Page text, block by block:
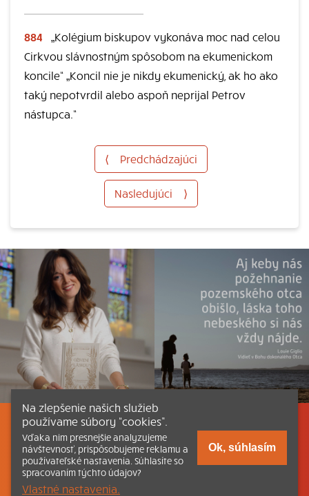
884
„Kolégium biskupov vykonáva moc nad celou
Cirkvou slávnostným spôsobom na ekumenickom
koncile“ „Koncil nie je nikdy ekumenický, ak ho ako
taký nepotvrdil alebo aspoň neprijal Petrov
nástupca.“
⟨ Predchádzajúci
Nasledujúci ⟩
Listovať Obsah Dokumenty a články
Kontakt Tlačená verzia Katechizmu
© 2026 katechizmus.sk |
Na zlepšenie našich služieb
používame súbory “cookies”.
Vďaka nim presnejšie analyzujeme
návštevnosť, prispôsobujeme reklamu a
používateľské nastavenia. Súhlasíte so
spracovaním týchto údajov?
Vlastné nastavenia.
Ok, súhlasím